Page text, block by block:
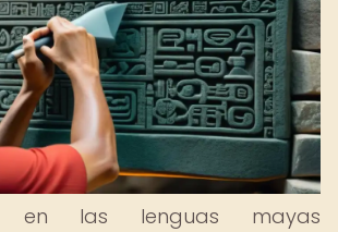
en las lenguas mayas